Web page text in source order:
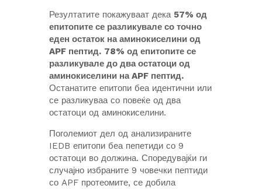
Резултатите покажуваат дека 57% од
епитопите се разликувале со точно
еден остаток на аминокиселини од
APF пептид. 78% од епитопите се
разликувале до два остатоци од
аминокиселини на APF пептид.
Останатите епитопи беа идентични или
се разликуваа со повеќе од два
остатоци од аминокиселини.
Поголемиот дел од анализираните
IEDB епитопи беа пепетиди со 9
остатоци во должина. Споредувајќи ги
случајно избраните 9 човечки пептиди
со APF протеомите, се добила